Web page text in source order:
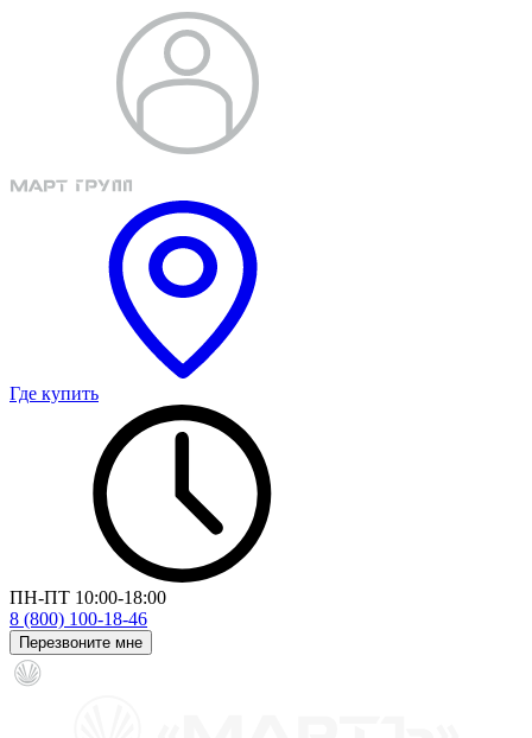
Где купить
ПН-ПТ 10:00-18:00
8 (800) 100-18-46
Перезвоните мне